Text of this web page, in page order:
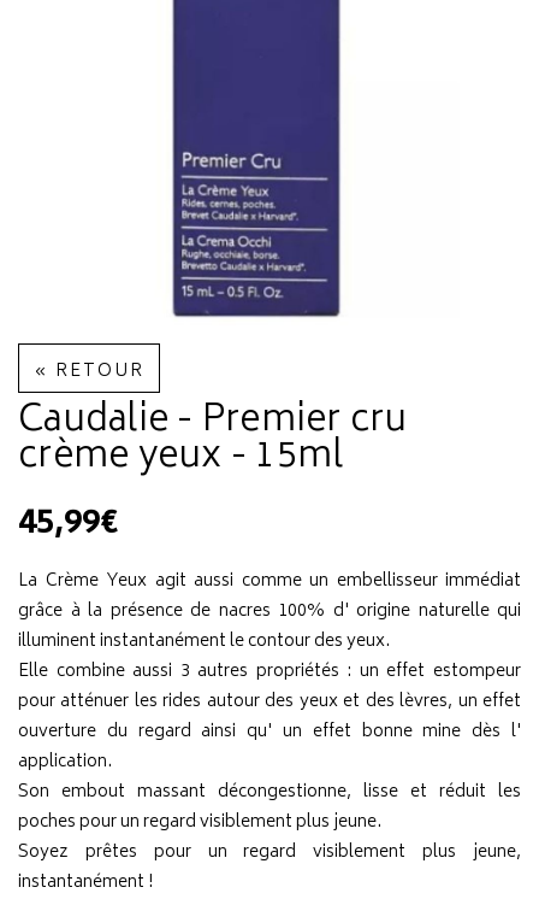
« RETOUR
Caudalie - Premier cru
crème yeux - 15ml
45,99€
La Crème Yeux agit aussi comme un embellisseur immédiat
grâce à la présence de nacres 100% d' origine naturelle qui
illuminent instantanément le contour des yeux.
Elle combine aussi 3 autres propriétés : un effet estompeur
pour atténuer les rides autour des yeux et des lèvres, un effet
ouverture du regard ainsi qu' un effet bonne mine dès l'
application.
Son embout massant décongestionne, lisse et réduit les
poches pour un regard visiblement plus jeune.
Soyez prêtes pour un regard visiblement plus jeune,
instantanément !